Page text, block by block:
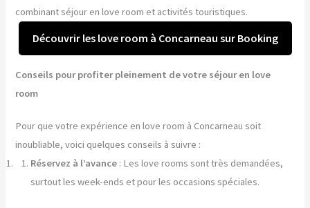
combinant séjour en love room et activités touristiques.
Découvrir les love room à Concarneau sur Booking
Conseils pour profiter pleinement de votre séjour en love
room
Pour que votre expérience en love room à Concarneau soit
inoubliable, voici quelques conseils à suivre :
Réservez à l’avance : Les love rooms sont très demandées,
surtout les week-ends et pour les occasions spéciales.